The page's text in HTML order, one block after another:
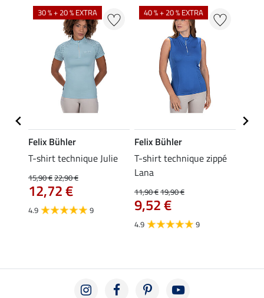
30 % + 20 % EXTRA
Felix Bühler
T-shirt technique Julie
15,90 €22,90 €
12,72 €
4.9 9
40 % + 20 % EXTRA
Felix Bühler
T-shirt technique zippé
Lana
11,90 €19,90 €
9,52 €
4.9 9